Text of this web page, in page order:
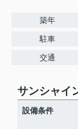
築年
駐車
交通
サンシャイ
設備条件